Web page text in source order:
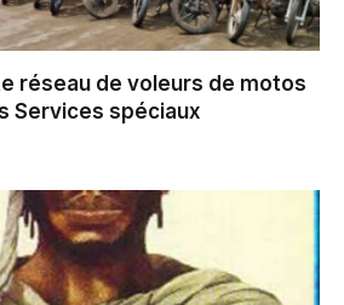
réseau de voleurs de motos
Services spéciaux